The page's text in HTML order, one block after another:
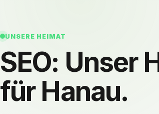
UNSERE HEIMAT
SEO: Unser
für Hanau.